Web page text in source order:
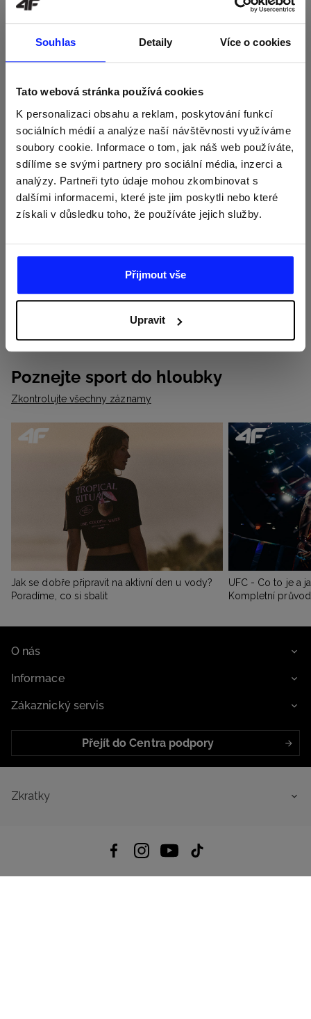
Souhlas Detaily Více o cookies
Tato webová stránka používá cookies
K personalizaci obsahu a reklam, poskytování funkcí
sociálních médií a analýze naší návštěvnosti využíváme
soubory cookie. Informace o tom, jak náš web používáte,
sdílíme se svými partnery pro sociální média, inzerci a
analýzy. Partneři tyto údaje mohou zkombinovat s
dalšími informacemi, které jste jim poskytli nebo které
získali v důsledku toho, že používáte jejich služby.
Přijmout vše
Upravit
Poznejte sport do hloubky
Zkontrolujte všechny záznamy
Jak se dobře připravit na aktivní den u vody?
Poradíme, co si sbalit
UFC - Co to je a
Kompletní
O nás
Informace
Zákaznický servis
Přejít do Centra podpory
Zkratky